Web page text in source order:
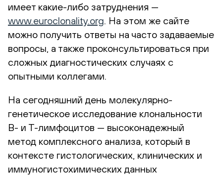
имеет какие-либо затруднения —
www.euroclonality.org . На этом же сайте
можно получить ответы на часто задаваемые
вопросы, а также проконсультироваться при
сложных диагностических случаях с
опытными коллегами.
На сегодняшний день молекулярно-
генетическое исследование клональности
B- и Т-лимфоцитов — высоконадежный
метод комплексного анализа, который в
контексте гистологических, клинических и
иммуногистохимических данных